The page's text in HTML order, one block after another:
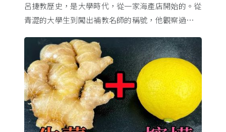
呂捷教歷史，是大學時代，從一家海產店開始的。從
青澀的大學生到闖出補教名師的稱號，他觀察過幾十
裡幾乎沒有臺灣史，一路 ...